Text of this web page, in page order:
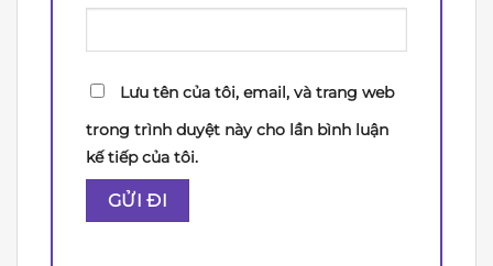
Lưu tên của tôi, email, và trang web
trong trình duyệt này cho lần bình luận
kế tiếp của tôi.